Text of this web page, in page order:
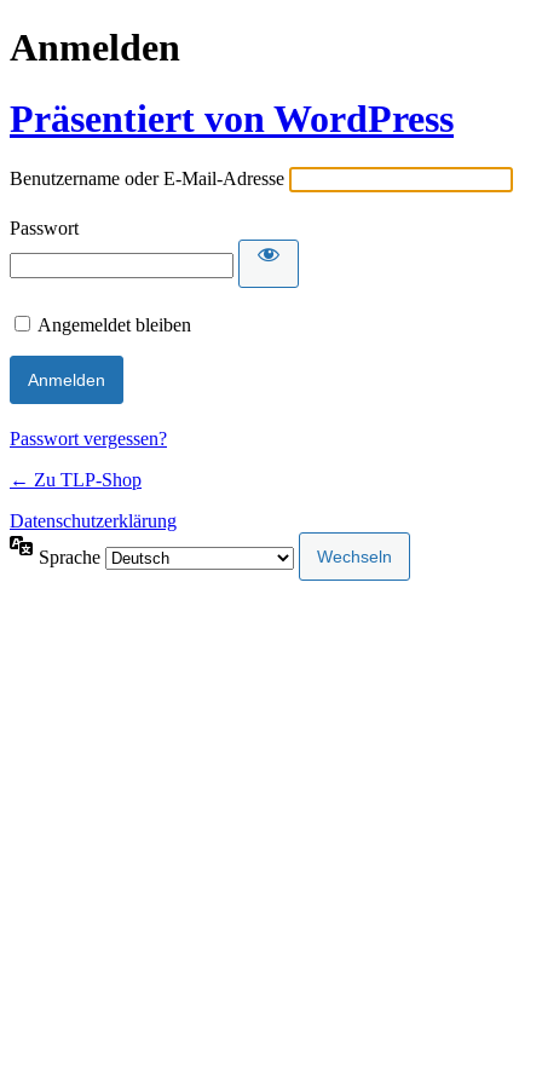
Anmelden
Präsentiert von WordPress
Benutzername oder E-Mail-Adresse
Passwort
Angemeldet bleiben
Passwort vergessen?
← Zu TLP-Shop
Datenschutzerklärung
Sprache